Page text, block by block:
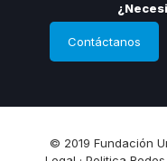
Contáctanos
© 2019 Fundación